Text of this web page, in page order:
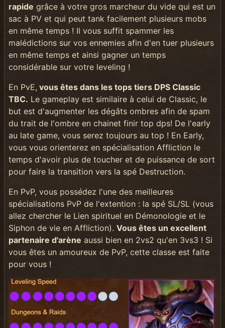
rapide grâce à votre gros marcheur du vide qui est un
sac à PV et qui peut tank facilement plusieurs mobs
en même temps ! Il vous suffit spammer les
malédictions sur vos ennemies afin d'en tuer plusieurs
en même temps et ainsi gagner un temps
considérable sur votre leveling !
En PvE, vous êtes dans les tops tiers DPS Classic
TBC. Le gameplay est similaire à celui de Classic, le
but est d'augmenter les dégâts ombres afin de spam
du trait de l'ombre en chainet finir top dps! De l'early
au late game, vous serez toujours au top ! En Early,
vous vous orienterez en spécialisation Affliction le
temps d'avoir plus de toucher et de puissance de sort
pour faire la transition vers la spé Destruction.
En PvP, vous possédez l'une des meilleures
spécialisations PvP de l'extention : la spé SL/SL (vous
allez chercher le Lien spirituel en Démonologie et le
Siphon de vie en Affliction). Vous êtes un excellent
partenaire d'arène aussi bien en 2vs2 qu'en 3vs3 ! Si
vous êtes un amoureux de PvP, cette classe est faite
pour vous !